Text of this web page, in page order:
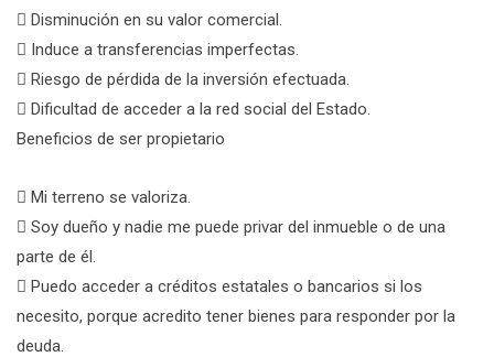
 Disminución en su valor comercial.
 Induce a transferencias imperfectas.
 Riesgo de pérdida de la inversión efectuada.
 Dificultad de acceder a la red social del Estado.
Beneficios de ser propietario
 Mi terreno se valoriza.
 Soy dueño y nadie me puede privar del inmueble o de una
parte de él.
 Puedo acceder a créditos estatales o bancarios si los
necesito, porque acredito tener bienes para responder por la
deuda.